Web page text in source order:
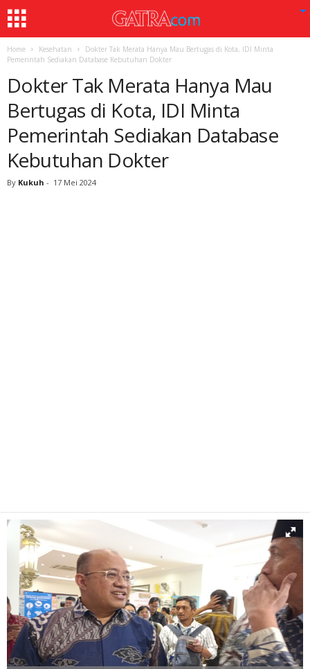
Home Kesehatan
Dokter Tak Merata Hanya Mau Bertugas di Kota, IDI Minta
Pemerintah Sediakan Database Kebutuhan Dokter
Dokter Tak Merata Hanya Mau
Bertugas di Kota, IDI Minta
Pemerintah Sediakan Database
Kebutuhan Dokter
By Kukuh - 17 Mei 2024